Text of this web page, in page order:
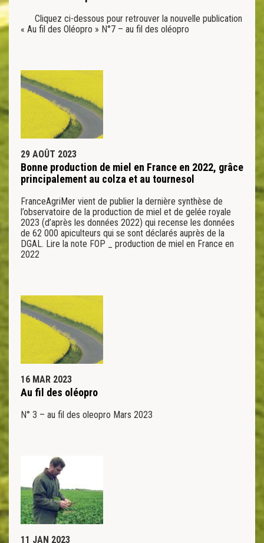
Cliquez ci-dessous pour retrouver la nouvelle publication
« Au fil des Oléopro » N°7 – au fil des oléopro
29 AOÛT 2023
Bonne production de miel en France en 2022, grâce
principalement au colza et au tournesol
FranceAgriMer vient de publier la dernière synthèse de
l’observatoire de la production de miel et de gelée royale
2023 (d’après les données 2022) qui recense les données
de 62 000 apiculteurs qui se sont déclarés auprès de la
DGAL. Lire la note FOP _ production de miel en France en
2022
16 MAR 2023
Au fil des oléopro
N° 3 – au fil des oleopro Mars 2023
11 JAN 2023